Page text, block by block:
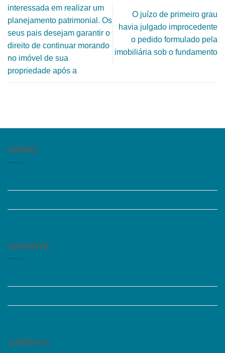
interessada em realizar um
planejamento patrimonial. Os
seus pais desejam garantir o
direito de continuar morando
no imóvel de sua
propriedade após a
O juízo de primeiro grau
havia julgado improcedente
o pedido formulado pela
imobiliária sob o fundamento
SOBRE
SUPORTE
JURÍDICO